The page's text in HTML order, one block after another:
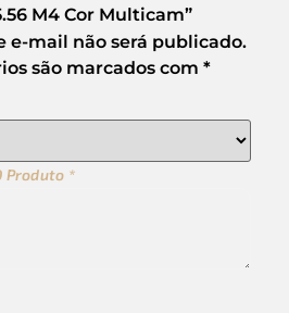
M4 Cor Multicam”
e-mail não será publicado.
são marcados com *
Produto *